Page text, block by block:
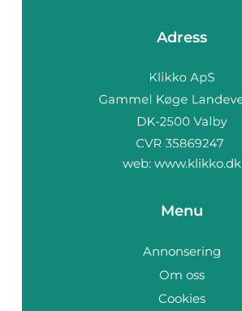
Adress
web: www.klikko.dk
Menu
Annonsering
Om oss
Cookies